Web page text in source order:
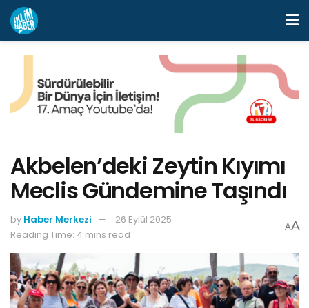
Akbelen’deki Zeytin Kıyımı
Meclis Gündemine Taşındı
by Haber Merkezi
26 Eylül 2025
Reading Time: 4 mins read
AA